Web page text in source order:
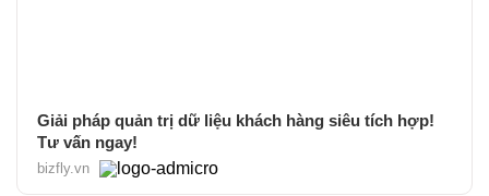
Giải pháp quản trị dữ liệu khách hàng siêu tích hợp!
Tư vấn ngay!
bizfly.vn